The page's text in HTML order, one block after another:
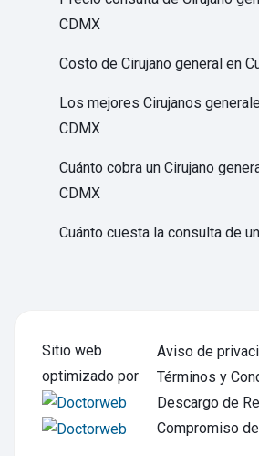
CDMX
Costo de Cirujano general en
Los mejores Cirujanos
CDMX
Cuánto cobra un Cirujano
CDMX
Cuánto cuesta la consulta de
Precio consulta de Cirujano
Cuauhtémoc CDMX
Costo de Cirujano
Sitio web
optimizado por
Aviso de
Términos y
Descargo de
Compromiso